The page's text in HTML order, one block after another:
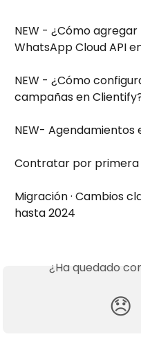
NEW - ¿Cómo
WhatsApp Cloud API
NEW - ¿Cómo
campañas en
NEW- Agendamientos
Contratar por primera
Migración · Cambios
hasta 2024
¿Ha quedado
😞